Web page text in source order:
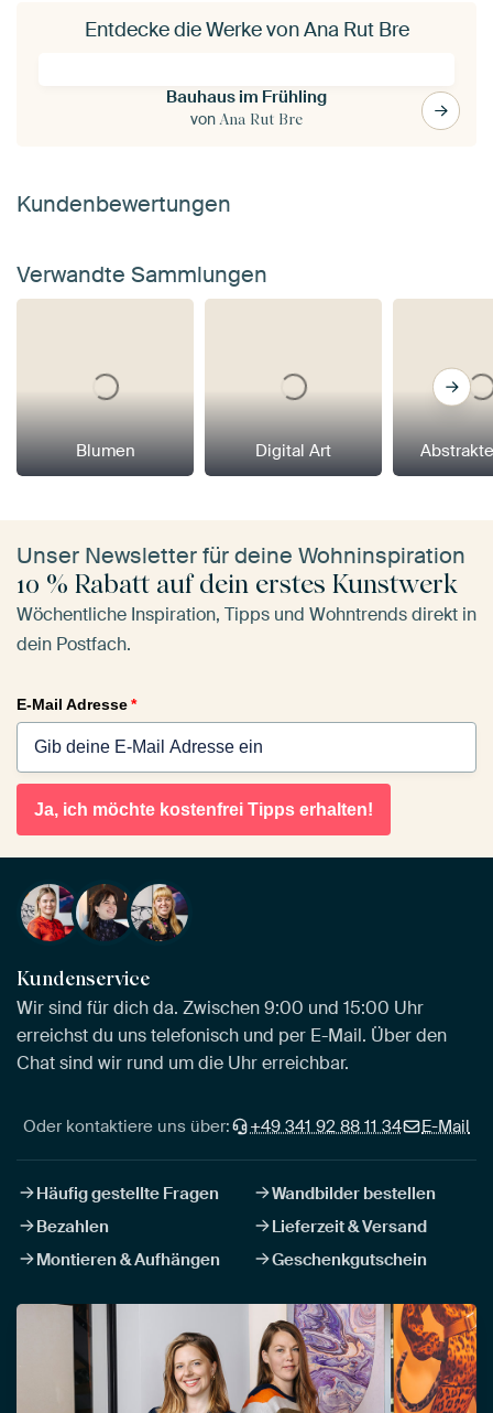
Entdecke die Werke von Ana Rut Bre
Bauhaus im Frühling
von Ana Rut Bre
Kundenbewertungen
Verwandte Sammlungen
Blumen Digital Art
Unser Newsletter für deine Wohninspiration
10 % Rabatt auf dein erstes Kunstwerk
Wöchentliche Inspiration, Tipps und Wohntrends direkt in
dein Postfach.
E-Mail Adresse*
Ja, ich möchte kostenfrei Tipps erhalten!
Kundenservice
Wir sind für dich da. Zwischen 9:00 und 15:00 Uhr
erreichst du uns telefonisch und per E-Mail. Über den
Chat sind wir rund um die Uhr erreichbar.
Oder kontaktiere uns über: +49 341 92 88 11 34 E-Mail
Häufig gestellte Fragen
Wandbilder bestellen
Bezahlen
Lieferzeit & Versand
Montieren & Aufhängen
Geschenkgutschein